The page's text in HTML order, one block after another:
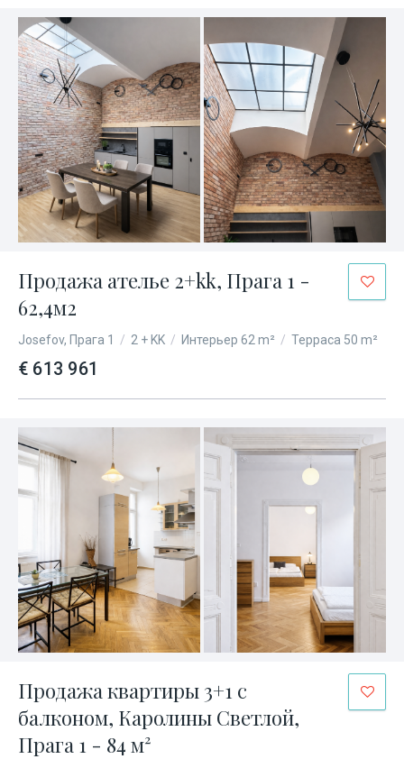
Продажа ателье 2+kk, Прага 1 -
62,4м2
Josefov, Прага 1 / 2 + KK / Интерьер 62 m² / Терраса 50 m²
€ 613 961
Продажа квартиры 3+1 с
балконом, Каролины Светлой,
Прага 1 - 84 м²